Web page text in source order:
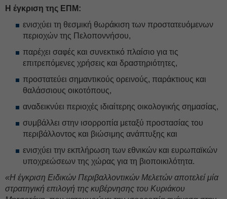
Η έγκριση της ΕΠΜ:
ενισχύει τη θεσμική θωράκιση των προστατευόμενων
περιοχών της Πελοποννήσου,
παρέχει σαφές και συνεκτικό πλαίσιο για τις
επιτρεπόμενες χρήσεις και δραστηριότητες,
προστατεύει σημαντικούς ορεινούς, παράκτιους και
θαλάσσιους οικοτόπους,
αναδεικνύει περιοχές ιδιαίτερης οικολογικής σημασίας,
συμβάλλει στην ισορροπία μεταξύ προστασίας του
περιβάλλοντος και βιώσιμης ανάπτυξης και
ενισχύει την εκπλήρωση των εθνικών και ευρωπαϊκών
υποχρεώσεων της χώρας για τη βιοποικιλότητα.
«Η έγκριση Ειδικών Περιβαλλοντικών Μελετών αποτελεί μία
στρατηγική επιλογή της κυβέρνησης του Κυριάκου